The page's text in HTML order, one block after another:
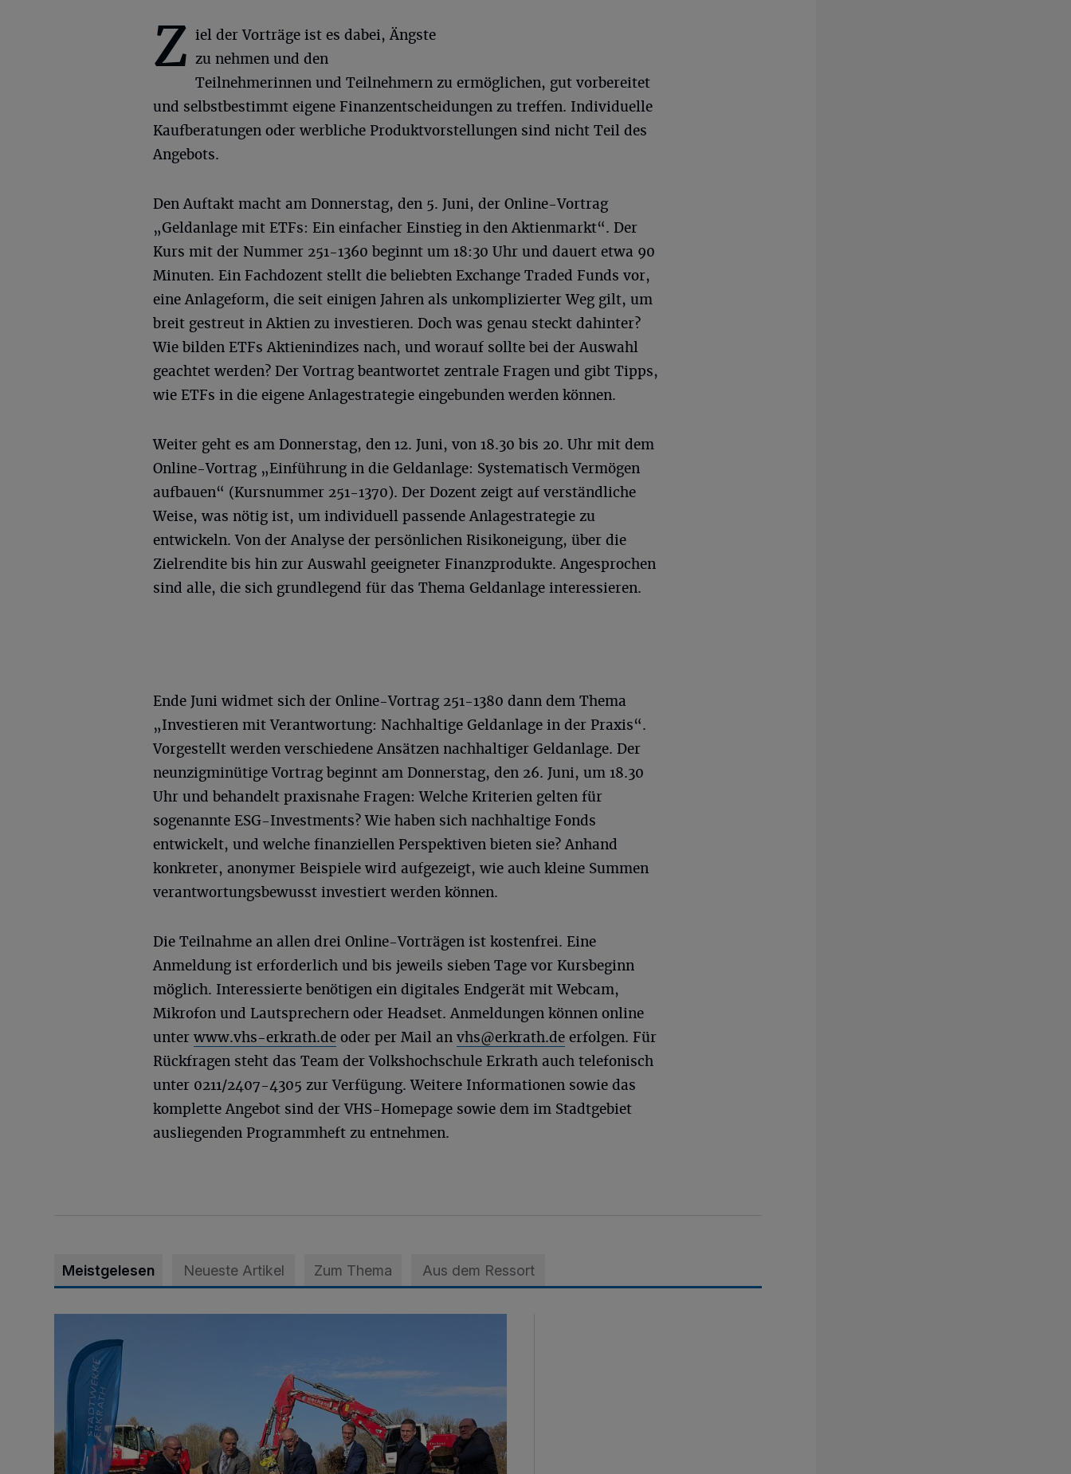
Z iel der Vorträge ist es dabei, Ängste
zu nehmen und den
Teilnehmerinnen und Teilnehmern zu ermöglichen, gut vorbereitet
und selbstbestimmt eigene Finanzentscheidungen zu treffen. Individuelle
Kaufberatungen oder werbliche Produktvorstellungen sind nicht Teil des
Angebots.
Den Auftakt macht am Donnerstag, den 5. Juni, der Online-Vortrag
„Geldanlage mit ETFs: Ein einfacher Einstieg in den Aktienmarkt“. Der
Kurs mit der Nummer 251-1360 beginnt um 18:30 Uhr und dauert etwa 90
Minuten. Ein Fachdozent stellt die beliebten Exchange Traded Funds vor,
eine Anlageform, die seit einigen Jahren als unkomplizierter Weg gilt, um
breit gestreut in Aktien zu investieren. Doch was genau steckt dahinter?
Wie bilden ETFs Aktienindizes nach, und worauf sollte bei der Auswahl
geachtet werden? Der Vortrag beantwortet zentrale Fragen und gibt Tipps,
wie ETFs in die eigene Anlagestrategie eingebunden werden können.
Weiter geht es am Donnerstag, den 12. Juni, von 18.30 bis 20. Uhr mit dem
Online-Vortrag „Einführung in die Geldanlage: Systematisch Vermögen
aufbauen“ (Kursnummer 251-1370). Der Dozent zeigt auf verständliche
Weise, was nötig ist, um individuell passende Anlagestrategie zu
entwickeln. Von der Analyse der persönlichen Risikoneigung, über die
Zielrendite bis hin zur Auswahl geeigneter Finanzprodukte. Angesprochen
sind alle, die sich grundlegend für das Thema Geldanlage interessieren.
Ende Juni widmet sich der Online-Vortrag 251-1380 dann dem Thema
„Investieren mit Verantwortung: Nachhaltige Geldanlage in der Praxis“.
Vorgestellt werden verschiedene Ansätzen nachhaltiger Geldanlage. Der
neunzigminütige Vortrag beginnt am Donnerstag, den 26. Juni, um 18.30
Uhr und behandelt praxisnahe Fragen: Welche Kriterien gelten für
sogenannte ESG-Investments? Wie haben sich nachhaltige Fonds
entwickelt, und welche finanziellen Perspektiven bieten sie? Anhand
konkreter, anonymer Beispiele wird aufgezeigt, wie auch kleine Summen
verantwortungsbewusst investiert werden können.
Die Teilnahme an allen drei Online-Vorträgen ist kostenfrei. Eine
Anmeldung ist erforderlich und bis jeweils sieben Tage vor Kursbeginn
möglich. Interessierte benötigen ein digitales Endgerät mit Webcam,
Mikrofon und Lautsprechern oder Headset. Anmeldungen können online
unter www.vhs-erkrath.de oder per Mail an vhs@erkrath.de erfolgen. Für
Rückfragen steht das Team der Volkshochschule Erkrath auch telefonisch
unter 0211/2407-4305 zur Verfügung. Weitere Informationen sowie das
komplette Angebot sind der VHS-Homepage sowie dem im Stadtgebiet
ausliegenden Programmheft zu entnehmen.
Meistgelesen Neueste Artikel Zum Thema Aus dem Ressort